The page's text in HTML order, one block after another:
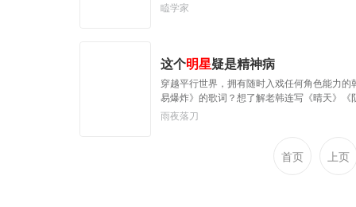
瞌学家
这个明星疑是精神病
穿越平行世界，拥有随时入戏任何角色能力
易爆炸》的歌词？想了解老韩连写《晴天》
《少年包青天》《电锯惊魂》？没点心理问
雨夜落刀
首页 上页